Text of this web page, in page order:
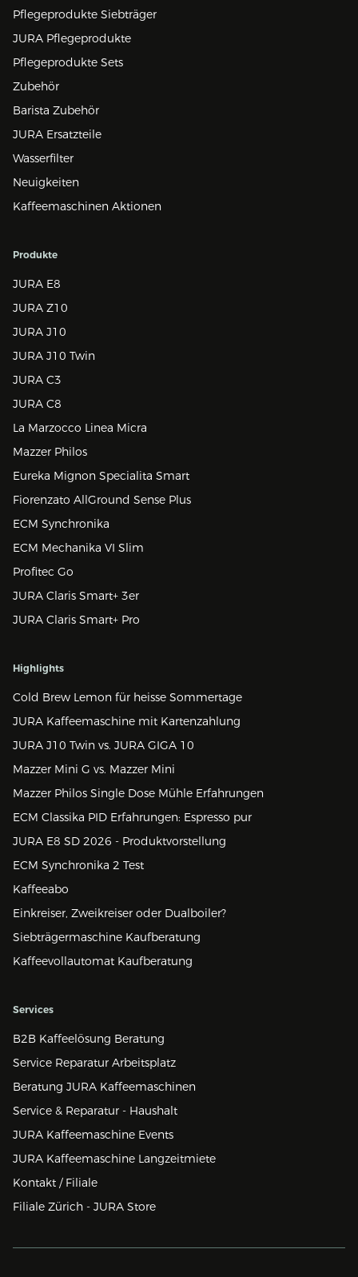
Pflegeprodukte Siebträger
JURA Pflegeprodukte
Pflegeprodukte Sets
Zubehör
Barista Zubehör
JURA Ersatzteile
Wasserfilter
Neuigkeiten
Kaffeemaschinen Aktionen
Produkte
JURA E8
JURA Z10
JURA J10
JURA J10 Twin
JURA C3
JURA C8
La Marzocco Linea Micra
Mazzer Philos
Eureka Mignon Specialita Smart
Fiorenzato AllGround Sense Plus
ECM Synchronika
ECM Mechanika VI Slim
Profitec Go
JURA Claris Smart+ 3er
JURA Claris Smart+ Pro
Highlights
Cold Brew Lemon für heisse Sommertage
JURA Kaffeemaschine mit Kartenzahlung
JURA J10 Twin vs. JURA GIGA 10
Mazzer Mini G vs. Mazzer Mini
Mazzer Philos Single Dose Mühle Erfahrungen
ECM Classika PID Erfahrungen: Espresso pur
JURA E8 SD 2026 - Produktvorstellung
ECM Synchronika 2 Test
Kaffeeabo
Einkreiser, Zweikreiser oder Dualboiler?
Siebträgermaschine Kaufberatung
Kaffeevollautomat Kaufberatung
Services
B2B Kaffeelösung Beratung
Service Reparatur Arbeitsplatz
Beratung JURA Kaffeemaschinen
Service & Reparatur - Haushalt
JURA Kaffeemaschine Events
JURA Kaffeemaschine Langzeitmiete
Kontakt / Filiale
Filiale Zürich - JURA Store